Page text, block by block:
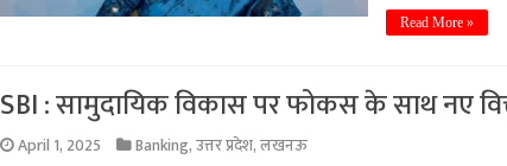
Read More »
SBI : सामुदायिक विकास पर फोकस के साथ नए
April 1, 2025 Banking,उत्तर प्रदेश,लखनऊ